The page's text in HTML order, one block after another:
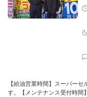
【給油営業時間】スーパー
す。【メンテナンス受付時間